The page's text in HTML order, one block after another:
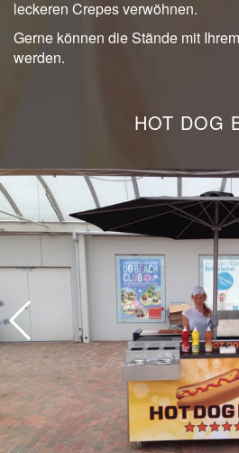
leckeren Crepes verwöhnen.
Gerne können die Stände mit
werden.
HOT DOG